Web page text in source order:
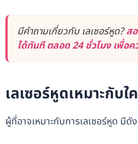
มีคำถามเกี่ยวกับ เลเซอร์หูด?ส
ได้ทันที ตลอด 24 ชั่วโมง เพื่อ
เลเซอร์หูดเหมาะกับใ
ผู้ที่อาจเหมาะกับการเลเซอร์หูด มีดั